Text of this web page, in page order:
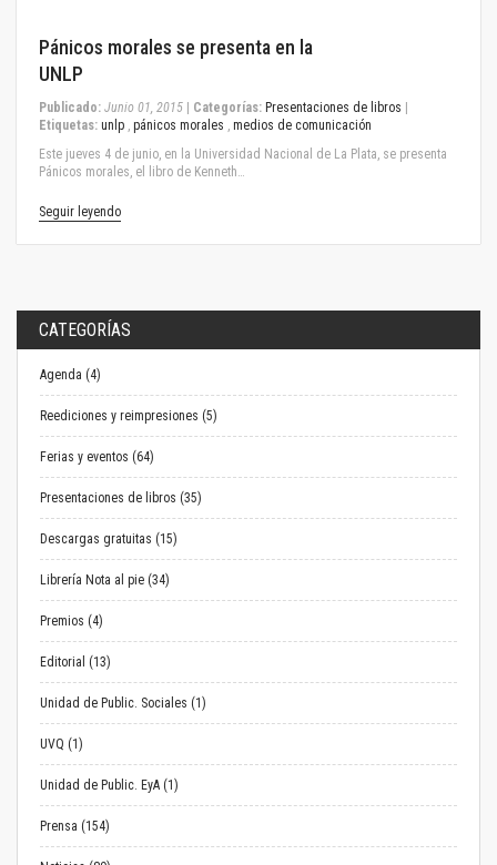
Pánicos morales se presenta en la
UNLP
Publicado: Junio 01, 2015 Categorías: Presentaciones de libros
Etiquetas: unlp , pánicos morales , medios de comunicación
Este jueves 4 de junio, en la Universidad Nacional de La Plata, se presenta
Pánicos morales, el libro de Kenneth…
Seguir leyendo
CATEGORÍAS
Agenda (4)
Reediciones y reimpresiones (5)
Ferias y eventos (64)
Presentaciones de libros (35)
Descargas gratuitas (15)
Librería Nota al pie (34)
Premios (4)
Editorial (13)
Unidad de Public. Sociales (1)
UVQ (1)
Unidad de Public. EyA (1)
Prensa (154)